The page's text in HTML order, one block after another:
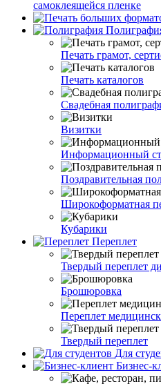
самоклеящейся пленке
Печать грамот,
Печать каталогов
Свадебная
Визитки
Информационный
Поздравительная
Широкоформатная
Кубарики
Переплет
Твердый переплет
Брошюровка
Переплет
Твердый переплет
Для
Бизнес-